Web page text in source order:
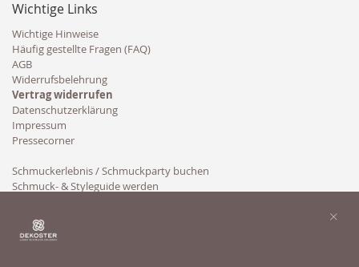
Wichtige Links
Wichtige Hinweise
Häufig gestellte Fragen (FAQ)
AGB
Widerrufsbelehrung
Vertrag widerrufen
Datenschutzerklärung
Impressum
Pressecorner
Schmuckerlebnis / Schmuckparty buchen
Schmuck- & Styleguide werden
×